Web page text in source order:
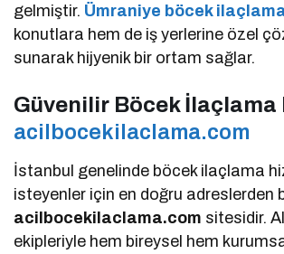
gelmiştir. Ümraniye böcek
konutlara hem de iş yerlerine özel
sunarak hijyenik bir ortam sağlar.
Güvenilir Böcek İlaçlama
acilbocekilaclama.com
İstanbul genelinde böcek ilaçlama
isteyenler için en doğru adreslerden
acilbocekilaclama.com sitesidir.
ekipleriyle hem bireysel hem